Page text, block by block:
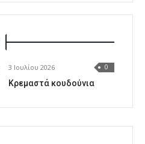
3 Ιουλίου 2026 0
Κρεμαστά κουδούνια